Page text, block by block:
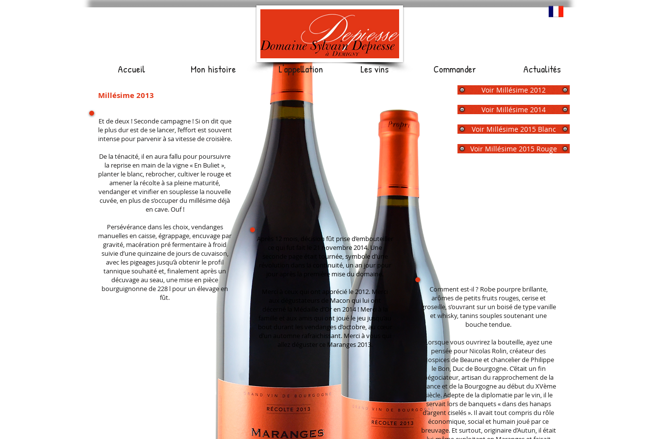
Accueil Mon histoire L'appellation Les vins Commander Actualités
Millésime 2013
Voir Millésime 2012
Et de deux ! Seconde campagne ! Si on dit que
le plus dur est de se lancer, l’effort est souvent
intense pour parvenir à sa vitesse de croisière.
De la ténacité, il en aura fallu pour poursuivre
la reprise en main de la vigne « En Buliet »,
planter le blanc, rebrocher, cultiver le rouge et
amener la récolte à sa pleine maturité,
vendanger et vinifier en souplesse la nouvelle
cuvée, en plus de s’occuper du millésime déjà
en cave. Ouf !
Persévérance dans les choix, vendanges
manuelles en caisse, égrappage, encuvage par
gravité, macération pré fermentaire à froid
suivie d’une quinzaine de jours de cuvaison,
avec les pigeages jusqu’à obtenir le profil
tannique souhaité et, finalement après un
décuvage au seau, une mise en pièce
bourguignonne de 228 l pour un élevage en
fût.
Après 12 mois, décision fût prise d’embouteiller
ce qui fut fait le 21 novembre 2014. Une
seconde page était tournée, symbole d’une
révolution dans la continuité, un an jour pour
jour après la première mise du domaine.
Merci à ceux qui ont apprécié le 2012. Merci
aux dégustateurs de Macon qui lui ont
décerné la Médaille d’Or en 2014 ! Merci à la
famille et aux amis qui ont joué le jeu jusqu’au
bout durant les vendanges d’octobre, au cœur
d’un automne rafraichissant. Merci à vous qui
allez déguster ce Maranges 2013.
Voir Millésime 2014
Voir Millésime 2015 Blanc
Voir Millésime 2015 Rouge
Comment est-il ? Robe pourpre brillante,
arômes de petits fruits rouges, cerise et
groseille, s’ouvrant sur un boisé de type vanille
et whisky, tanins souples soutenant une
bouche tendue.
Lorsque vous ouvrirez la bouteille, ayez une
pensée pour Nicolas Rolin, créateur des
Hospices de Beaune et chancelier de Philippe
le Bon, Duc de Bourgogne. C’était un fin
négociateur, artisan du rapprochement de la
France et de la Bourgogne au début du XVème
siècle. Adepte de la diplomatie par le vin, il le
servait lors de banquets « dans des hanaps
d’argent ciselés ». Il avait tout compris du rôle
économique, social et humain joué par ce
breuvage. Et surtout, originaire d’Autun, il était